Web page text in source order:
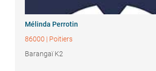
Mélinda Perrotin
86000 | Poitiers
Barangaï K2